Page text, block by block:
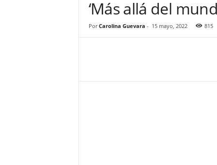
‘Más allá del
Por Carolina Guevara - 15 mayo, 2022 815